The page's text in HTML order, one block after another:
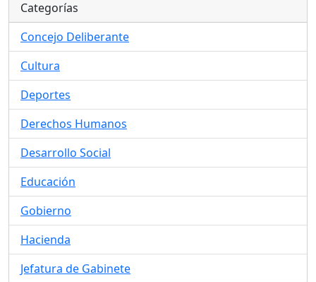
Categorías
Concejo Deliberante
Cultura
Deportes
Derechos Humanos
Desarrollo Social
Educación
Gobierno
Hacienda
Jefatura de Gabinete